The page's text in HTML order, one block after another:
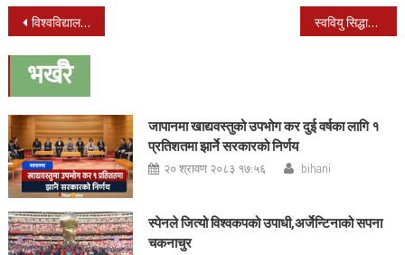
Post
navigation
विश्वविद्यालयलाई दक्ष जनशक्ति उत्पादन गर्ने केन्द्रको रुपमा विकास गर्न प्रधानमन्त्रीको निर्देशन स्ववियु सिद्धार्थ क्याम्पस बाणगंगा द्धारा जनप्रतिनिधीलाई सम्मान
भर्खरै
जापानमा खाद्यवस्तुको उपभोग कर दुई वर्षका लागि १
प्रतिशतमा झार्ने सरकारको निर्णय
२० श्रावण २०८३ १७:५६ bihani
स्पेनले जित्यो विश्वकपको उपाधी,अर्जेन्टिनाको सपना
चकनाचुर